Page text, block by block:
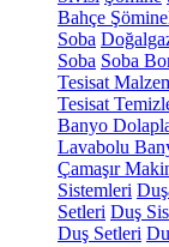
Bahçe
Soba
Soba Soba
Tesisat
Tesisat
Banyo
Lavabolu
Çamaşır
Sistemleri
Setleri Duş
Duş Setleri